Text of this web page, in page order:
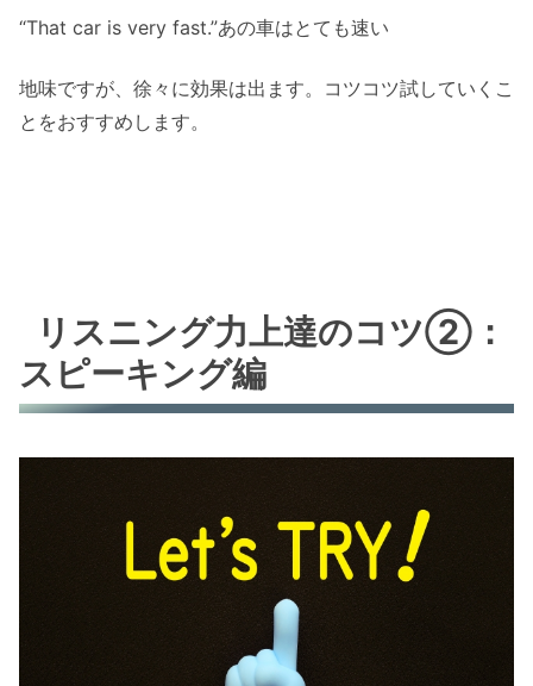
“That car is very fast.”あの車はとても速い
地味ですが、徐々に効果は出ます。コツコツ試していくこ
とをおすすめします。
リスニング力上達のコツ②：
スピーキング編